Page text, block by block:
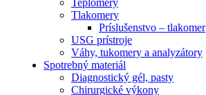
Teplomery
Tlakomery
Príslušenstvo – tlakomer
USG prístroje
Váhy, tukomery a analyzátory
Spotrebný materiál
Diagnostický gél, pasty
Chirurgické výkony